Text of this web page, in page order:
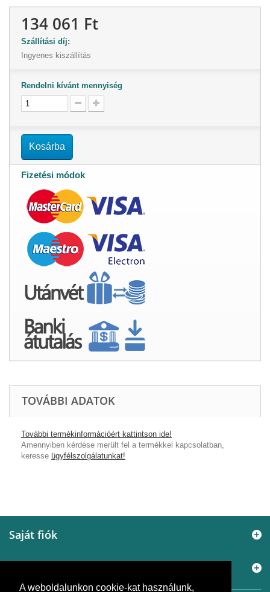
A weboldalunkon cookie-kat használunk,
134 061 Ft
Szállítási díj:
Ingyenes kiszállítás
Rendelni kívánt mennyiség
Kosárba
Fizetési módok
TOVÁBBI ADATOK
További termékinformációért kattintson ide!
Amennyiben kérdése merült fel a termékkel kapcsolatban,
keresse ügyfélszolgálatunkat!
Saját fiók